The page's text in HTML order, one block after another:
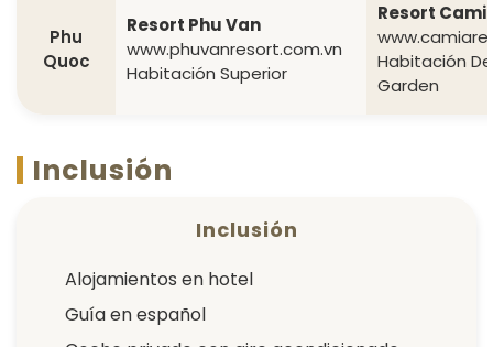
Phu
Quoc
Resort Phu Van
www.phuvanresort.com.vn
Habitación Superior
Resort
Habitación
Garden
Inclusión
Inclusión
Alojamientos en hotel
Guía en español